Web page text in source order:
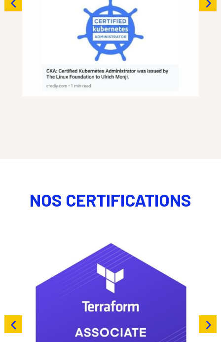
NOS CERTIFICATIONS